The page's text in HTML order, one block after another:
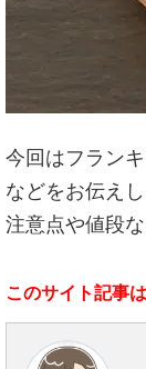
今回はフラン
などをお伝えし
注意点や値段
このサイト記事